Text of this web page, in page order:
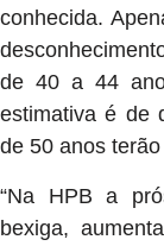
conhecida.
de 40 a 44
estimativa é de
de 50 anos
“Na HPB a
bexiga,